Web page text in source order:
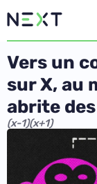
Vers un
sur X, au
abrite
(x-1)(x+1)